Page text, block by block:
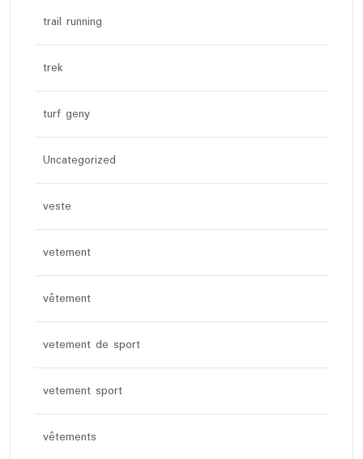
trail running
trek
turf geny
Uncategorized
veste
vetement
vêtement
vetement de sport
vetement sport
vêtements